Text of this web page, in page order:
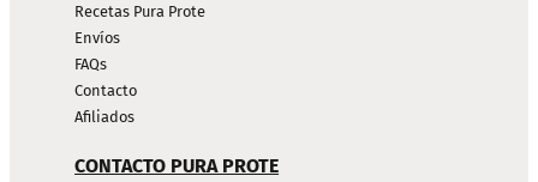
Recetas Pura Prote
Envíos
FAQs
Contacto
Afiliados
CONTACTO PURA PROTE